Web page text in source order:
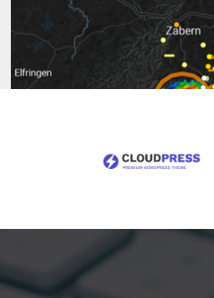
Inhalt
springen